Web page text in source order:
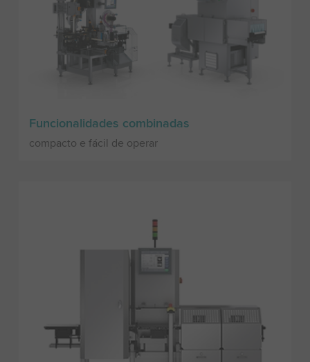
Funcionalidades combinadas
compacto e fácil de operar